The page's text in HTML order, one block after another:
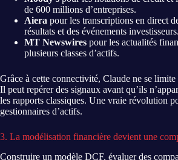
de 600 millions d’entreprises.
Aiera pour les transcriptions en direct
résultats et des événements investisseurs.
MT Newswires pour les actualités
plusieurs classes d’actifs.
Grâce à cette connectivité, Claude ne se
Il peut repérer des signaux avant qu’ils
les rapports classiques. Une vraie révolution
gestionnaires d’actifs.
3. La modélisation financière devient une
Construire un modèle DCF, évaluer des